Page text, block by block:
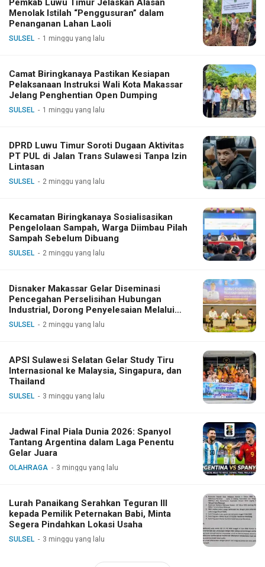
Pemkab Luwu Timur Jelaskan Alasan
Menolak Istilah “Penggusuran” dalam
Penanganan Lahan Laoli
SULSEL 1 minggu yang lalu
Camat Biringkanaya Pastikan Kesiapan
Pelaksanaan Instruksi Wali Kota Makassar
Jelang Penghentian Open Dumping
SULSEL 1 minggu yang lalu
DPRD Luwu Timur Soroti Dugaan Aktivitas
PT PUL di Jalan Trans Sulawesi Tanpa Izin
Lintasan
SULSEL 2 minggu yang lalu
Kecamatan Biringkanaya Sosialisasikan
Pengelolaan Sampah, Warga Diimbau Pilah
Sampah Sebelum Dibuang
SULSEL 2 minggu yang lalu
Disnaker Makassar Gelar Diseminasi
Pencegahan Perselisihan Hubungan
Industrial, Dorong Penyelesaian Melalui
Dialog
SULSEL 2 minggu yang lalu
APSI Sulawesi Selatan Gelar Study Tiru
Internasional ke Malaysia, Singapura, dan
Thailand
SULSEL 3 minggu yang lalu
Jadwal Final Piala Dunia 2026: Spanyol
Tantang Argentina dalam Laga Penentu
Gelar Juara
OLAHRAGA 3 minggu yang lalu
Lurah Panaikang Serahkan Teguran III
kepada Pemilik Peternakan Babi, Minta
Segera Pindahkan Lokasi Usaha
SULSEL 3 minggu yang lalu